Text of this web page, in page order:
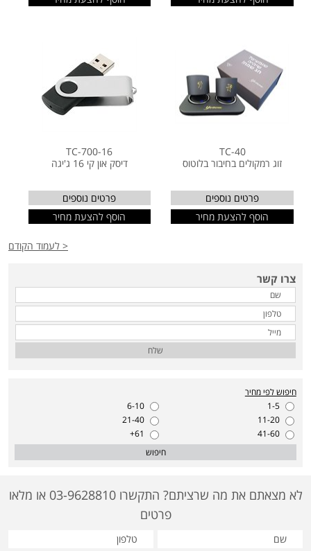
TC-40
זוג רמקולים בחיבור בלוטוס
פרטים נוספים
הוסף להצעת מחיר
TC-700-16
דיסק און קי 16 ג'יגה
פרטים נוספים
הוסף להצעת מחיר
< לעמוד הקודם
צרו קשר
שלח
חיפוש לפי מחיר
1-5
6-10
11-20
21-40
41-60
61+
חיפוש
לא מצאתם את מה שרציתם? התקשרו 03-9628810 או מלאו
פרטים